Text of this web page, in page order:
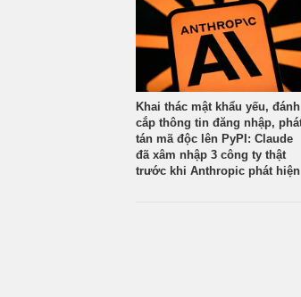
Khai thác mật khẩu yếu, đánh
cắp thông tin đăng nhập,
tán mã độc lên PyPI: Claude
đã xâm nhập 3 công ty thật
trước khi Anthropic phát hiện